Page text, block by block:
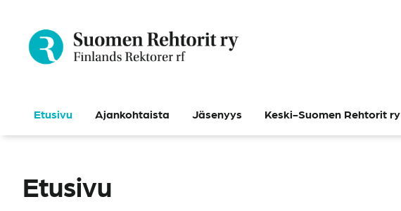
Etusivu Ajankohtaista Jäsenyys Keski-Suomen Rehtorit ry
Etusivu